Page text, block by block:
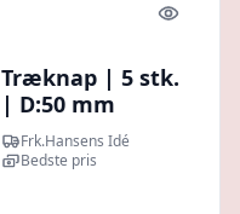
Quick
Træknap | 5 stk.
| D:50 mm
Frk.Hansens Idé
Bedste pris